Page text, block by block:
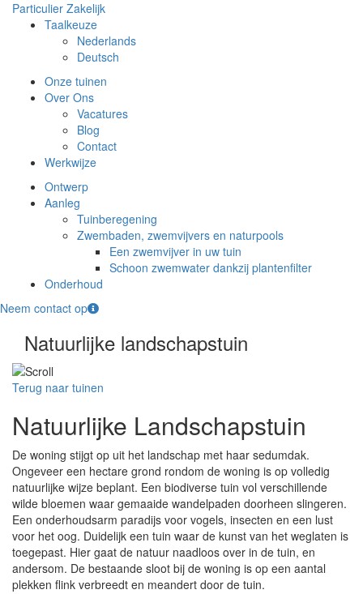
Particulier Zakelijk
Taalkeuze
Nederlands
Deutsch
Onze tuinen
Over Ons
Vacatures
Blog
Contact
Werkwijze
Ontwerp
Aanleg
Tuinberegening
Zwembaden, zwemvijvers en naturpools
Een zwemvijver in uw tuin
Schoon zwemwater dankzij plantenfilter
Onderhoud
Neem contact op
Natuurlijke landschapstuin
Terug naar tuinen
Natuurlijke Landschapstuin
De woning stijgt op uit het landschap met haar sedumdak.
Ongeveer een hectare grond rondom de woning is op volledig
natuurlijke wijze beplant. Een biodiverse tuin vol verschillende
wilde bloemen waar gemaaide wandelpaden doorheen slingeren.
Een onderhoudsarm paradijs voor vogels, insecten en een lust
voor het oog. Duidelijk een tuin waar de kunst van het weglaten is
toegepast. Hier gaat de natuur naadloos over in de tuin, en
andersom. De bestaande sloot bij de woning is op een aantal
plekken flink verbreedt en meandert door de tuin.